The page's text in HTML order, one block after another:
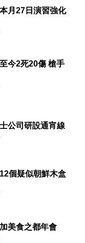
月27日演習強化
今2死20傷 槍手
公司研設通宵線
個疑似朝鮮木盒
美食之都年會